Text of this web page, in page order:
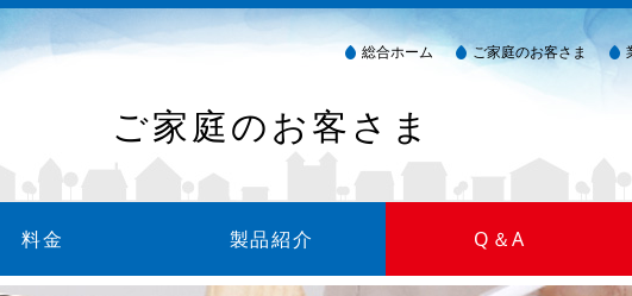
総合ホーム ご家庭のお客さま
ご家庭のお客さま
料金 製品紹介 Q＆A